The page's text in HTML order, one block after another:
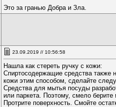
Это за гранью Добра и Зла.
23.09.2019 // 10:56:58
Нашла как стереть ручку с кожи:
Спиртосодержащие средства также
кожи этим способом, сделайте
Средства для мытья посуды
или паркета. Поэтому, смело
Протрите поверхность. Смойте